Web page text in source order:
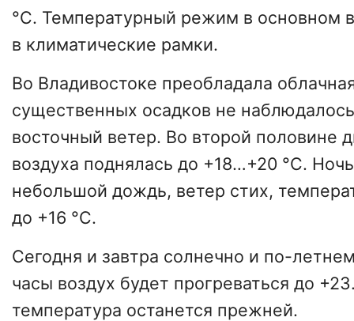
°С. Температурный режим в основном
в климатические рамки.
Во Владивостоке преобладала
существенных осадков не
восточный ветер. Во второй половине
воздуха поднялась до +18…+20 °С.
небольшой дождь, ветер стих,
до +16 °С.
Сегодня и завтра солнечно и по-
часы воздух будет прогреваться до
температура останется прежней.